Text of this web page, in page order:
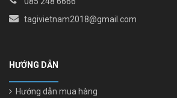
tagivietnam2018@gmail.com
HƯỚNG DẪN
Hướng dẫn mua hàng